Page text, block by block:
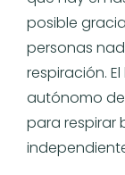
posible
personas
respiración.
autónomo
para respirar